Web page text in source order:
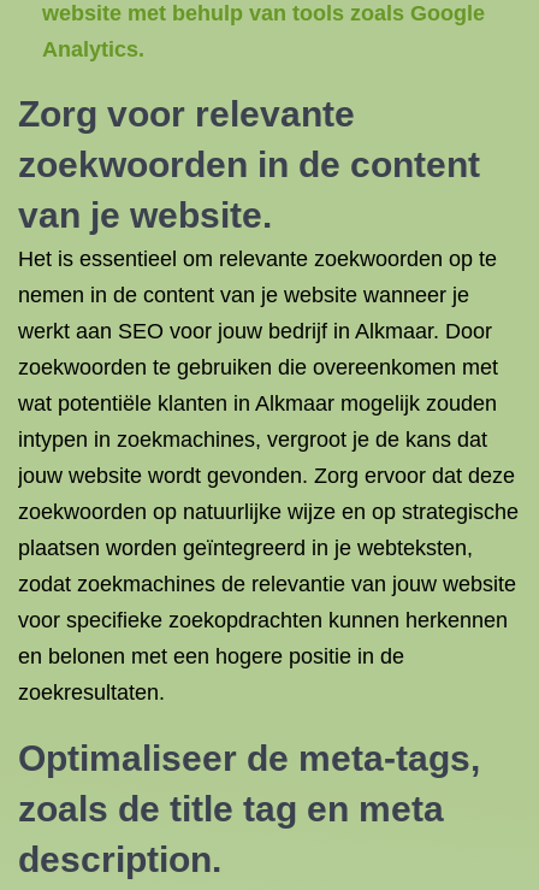
website met behulp van tools zoals Google
Analytics.
Zorg voor relevante
zoekwoorden in de content
van je website.
Het is essentieel om relevante zoekwoorden op te
nemen in de content van je website wanneer je
werkt aan SEO voor jouw bedrijf in Alkmaar. Door
zoekwoorden te gebruiken die overeenkomen met
wat potentiële klanten in Alkmaar mogelijk zouden
intypen in zoekmachines, vergroot je de kans dat
jouw website wordt gevonden. Zorg ervoor dat deze
zoekwoorden op natuurlijke wijze en op strategische
plaatsen worden geïntegreerd in je webteksten,
zodat zoekmachines de relevantie van jouw website
voor specifieke zoekopdrachten kunnen herkennen
en belonen met een hogere positie in de
zoekresultaten.
Optimaliseer de meta-tags,
zoals de title tag en meta
description.